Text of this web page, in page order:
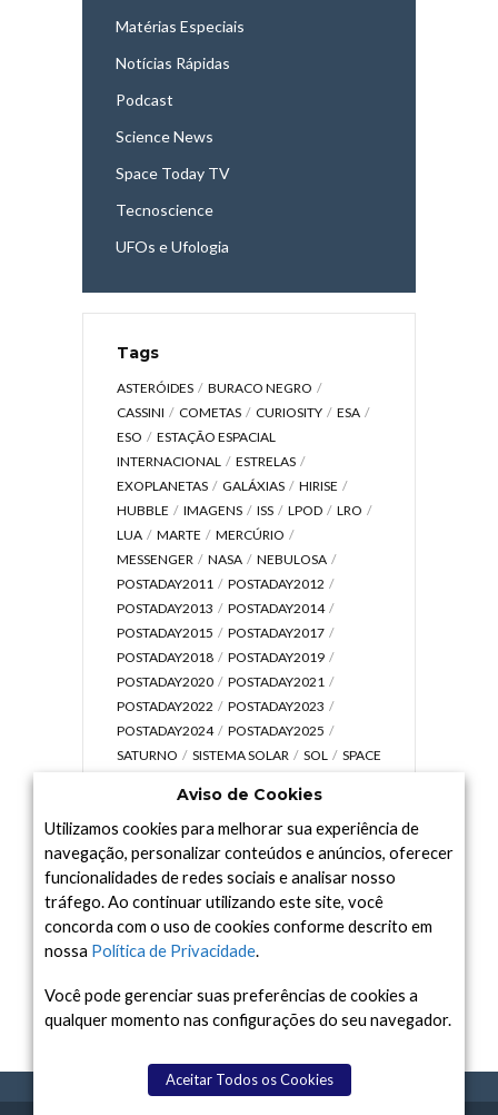
Matérias Especiais
Notícias Rápidas
Podcast
Science News
Space Today TV
Tecnoscience
UFOs e Ufologia
Tags
ASTERÓIDES
BURACO NEGRO
CASSINI
COMETAS CURIOSITY
ESA
ESO
ESTAÇÃO ESPACIAL
INTERNACIONAL
ESTRELAS
EXOPLANETAS
GALÁXIAS
HIRISE
HUBBLE
IMAGENS ISS LPOD
LRO
LUA
MARTE
MERCÚRIO
MESSENGER
NASA
NEBULOSA
POSTADAY2011
POSTADAY2012
POSTADAY2013
POSTADAY2014
POSTADAY2015
POSTADAY2017
POSTADAY2018
POSTADAY2019
POSTADAY2020
POSTADAY2021
POSTADAY2022
POSTADAY2023
POSTADAY2024
POSTADAY2025
SATURNO
SISTEMA SOLAR SOL
SPACE
UNIVERSO
VÍDEO
Arquivo
Arquivo
Aviso de Cookies
Utilizamos cookies para melhorar sua experiência de
navegação, personalizar conteúdos e anúncios, oferecer
funcionalidades de redes sociais e analisar nosso
tráfego. Ao continuar utilizando este site, você
concorda com o uso de cookies conforme descrito em
nossa Política de Privacidade.
Você pode gerenciar suas preferências de cookies a
qualquer momento nas configurações do seu navegador.
Aceitar Todos os Cookies